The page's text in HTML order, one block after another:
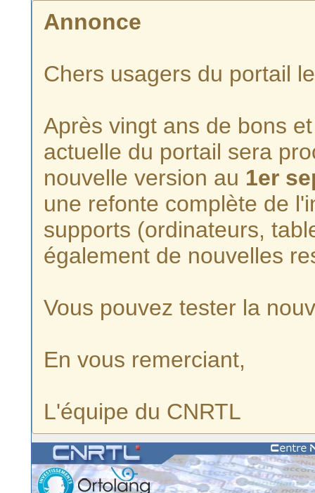
Annonce
Chers usagers du portail
Après vingt ans de bons
actuelle du portail sera
nouvelle version au 1er
une refonte complète de
supports (ordinateurs,
également de nouvelles
Vous pouvez tester la
En vous remerciant,
L'équipe du CNRTL